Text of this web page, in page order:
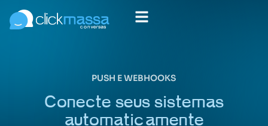
PUSH E WEBHOOKS
Conecte seus sistemas
automaticamente